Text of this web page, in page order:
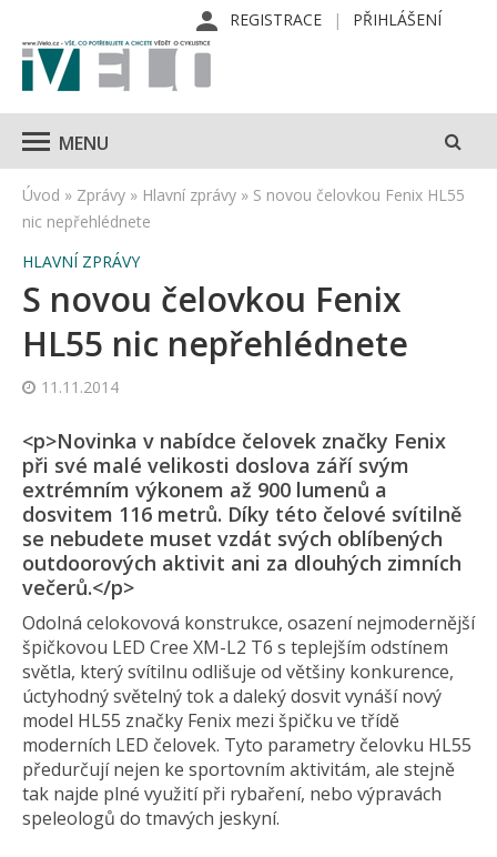
REGISTRACE PŘIHLÁŠENÍ
MENU
Úvod » Zprávy » Hlavní zprávy » S novou čelovkou Fenix HL55
nic nepřehlédnete
HLAVNÍ ZPRÁVY
S novou čelovkou Fenix
HL55 nic nepřehlédnete
11.11.2014
<p>Novinka v nabídce čelovek značky Fenix
při své malé velikosti doslova září svým
extrémním výkonem až 900 lumenů a
dosvitem 116 metrů. Díky této čelové svítilně
se nebudete muset vzdát svých oblíbených
outdoorových aktivit ani za dlouhých zimních
večerů.</p>
Odolná celokovová konstrukce, osazení nejmodernější
špičkovou LED Cree XM-L2 T6 s teplejším odstínem
světla, který svítilnu odlišuje od většiny konkurence,
úctyhodný světelný tok a daleký dosvit vynáší nový
model HL55 značky Fenix mezi špičku ve třídě
moderních LED čelovek. Tyto parametry čelovku HL55
předurčují nejen ke sportovním aktivitám, ale stejně
tak najde plné využití při rybaření, nebo výpravách
speleologů do tmavých jeskyní.